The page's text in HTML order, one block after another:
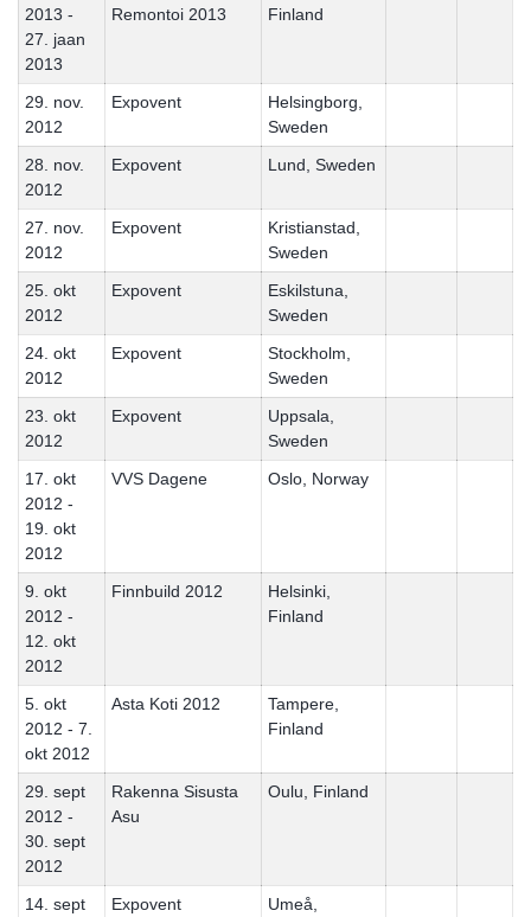
2013 -
27. jaan
2013
Remontoi 2013
Finland
29. nov.
2012
Expovent
Helsingborg,
Sweden
28. nov.
2012
Expovent Lund, Sweden
27. nov.
2012
Expovent
Kristianstad,
Sweden
25. okt
2012
Expovent
Eskilstuna,
Sweden
24. okt
2012
Expovent
Stockholm,
Sweden
23. okt
2012
Expovent
Uppsala,
Sweden
17. okt
2012 -
19. okt
2012
VVS Dagene Oslo, Norway
9. okt
2012 -
12. okt
2012
Finnbuild 2012
Helsinki,
Finland
5. okt
2012 - 7.
okt 2012
Asta Koti 2012
Tampere,
Finland
29. sept
2012 -
30. sept
2012
Rakenna Sisusta
Asu
Oulu, Finland
14. sept
Expovent
Umeå,